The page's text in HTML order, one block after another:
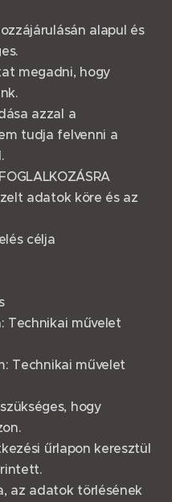
alapul és
megadni, hogy
azzal a
tudja felvenni a
adatok köre és az
célja
Technikai művelet
Technikai művelet
hogy
űrlapon keresztül
az adatok törlésének